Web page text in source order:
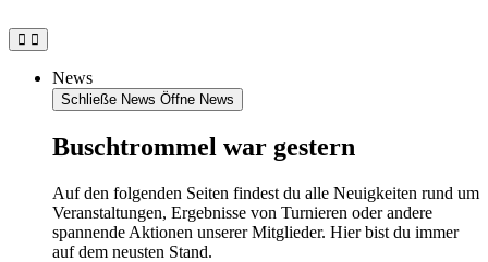
Inhalt
springen
News
Schließe News Öffne News
Buschtrommel war gestern
Auf den folgenden Seiten findest du alle Neuigkeiten rund um
Veranstaltungen, Ergebnisse von Turnieren oder andere
spannende Aktionen unserer Mitglieder. Hier bist du immer
auf dem neusten Stand.